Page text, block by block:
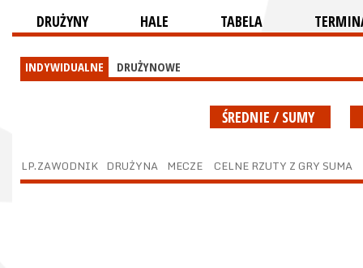
DRUŻYNY HALE TABELA
INDYWIDUALNE DRUŻYNOWE
ŚREDNIE / SUMY
LP.ZAWODNIK DRUŻYNA MECZE CELNE RZUTY Z GRY SUMA